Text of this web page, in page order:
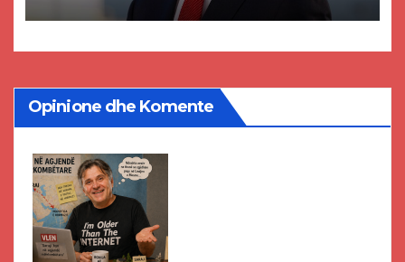
DPMNE-së
Opinione dhe Komente